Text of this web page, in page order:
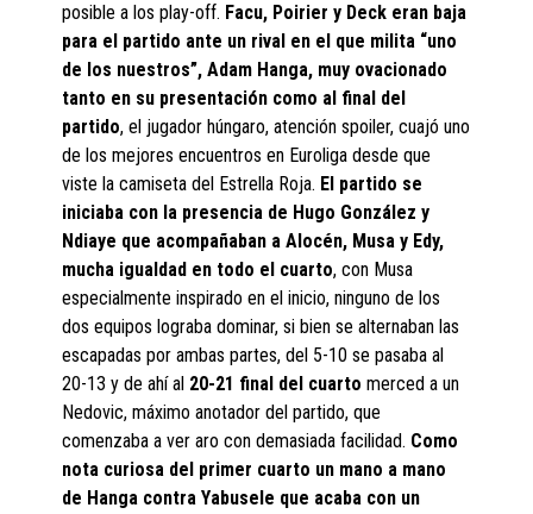
posible a los play-off. Facu, Poirier y Deck eran baja
para el partido ante un rival en el que milita “uno
de los nuestros”, Adam Hanga, muy ovacionado
tanto en su presentación como al final del
partido, el jugador húngaro, atención spoiler, cuajó uno
de los mejores encuentros en Euroliga desde que
viste la camiseta del Estrella Roja. El partido se
iniciaba con la presencia de Hugo González y
Ndiaye que acompañaban a Alocén, Musa y Edy,
mucha igualdad en todo el cuarto, con Musa
especialmente inspirado en el inicio, ninguno de los
dos equipos lograba dominar, si bien se alternaban las
escapadas por ambas partes, del 5-10 se pasaba al
20-13 y de ahí al 20-21 final del cuarto merced a un
Nedovic, máximo anotador del partido, que
comenzaba a ver aro con demasiada facilidad. Como
nota curiosa del primer cuarto un mano a mano
de Hanga contra Yabusele que acaba con un